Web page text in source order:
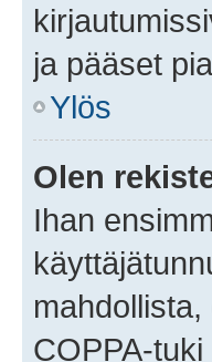
ja pääset
Ylös
Olen
Ihan
COPPA-